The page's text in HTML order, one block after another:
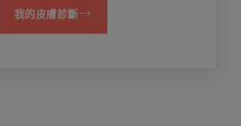
我的皮膚診斷